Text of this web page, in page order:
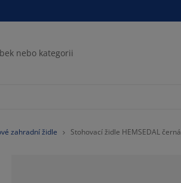
zahradní židle Stohovací židle HEMSEDAL černá